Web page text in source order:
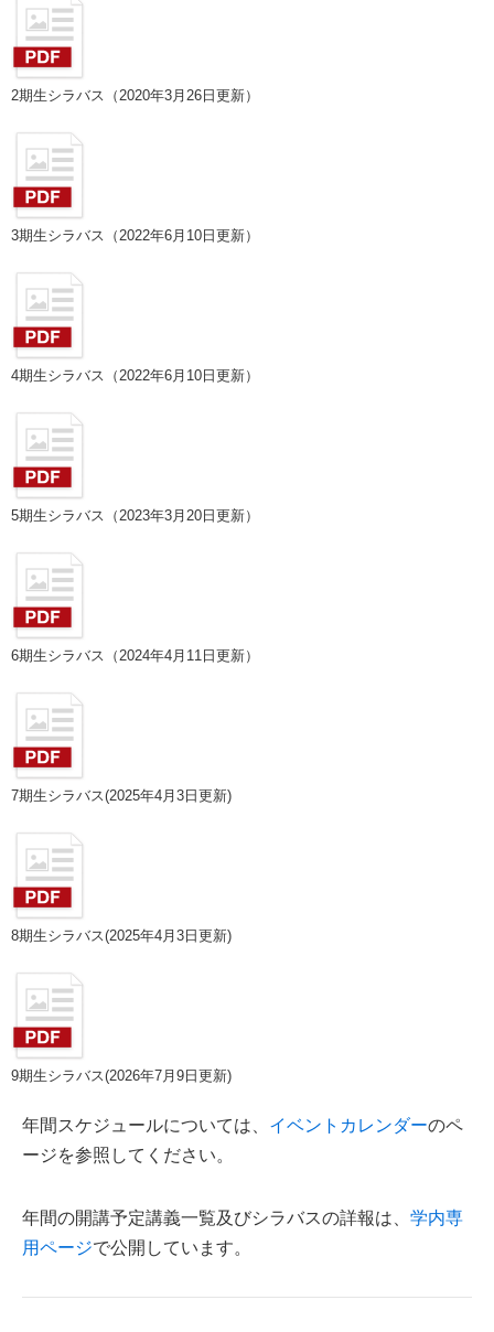
2期生シラバス（2020年3月26日更新）
3期生シラバス（2022年6月10日更新）
4期生シラバス（2022年6月10日更新）
5期生シラバス（2023年3月20日更新）
6期生シラバス（2024年4月11日更新）
7期生シラバス(2025年4月3日更新)
8期生シラバス(2025年4月3日更新)
9期生シラバス(2026年7月9日更新)
年間スケジュールについては、 イベントカレンダーのペ
ージを参照してください。
年間の開講予定講義一覧及びシラバスの詳報は、 学内専
用ページで公開しています。